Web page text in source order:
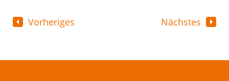
Vorheriges Nächstes